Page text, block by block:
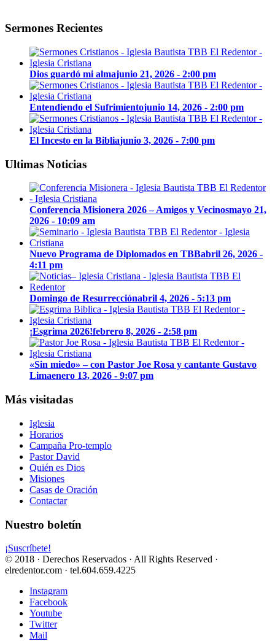
Sermones Recientes
Dios guardó mi almajunio 21, 2026 - 2:00 pm
Entendiendo el Sufrimientojunio 14, 2026 - 2:00 pm
El Incesto en la Bibliajunio 3, 2026 - 7:00 pm
Ultimas Noticias
Conferencia Misionera 2026 – Amigos y Vecinosmayo 21,
2026 - 10:09 am
Nuevo Programa de Diplomados en TBBabril 26, 2026 -
4:11 pm
Domingo de Resurrecciónabril 4, 2026 - 5:13 pm
¡Esgrima 2026!febrero 8, 2026 - 2:58 pm
«Sin miedo» – con Pastor Joe Rosa y cantante Gustavo
Limaenero 13, 2026 - 9:07 pm
Más visitadas
Iglesia
Horarios
Campaña Pro-templo
Pastor David
Quién es Dios
Misiones
Casas de Oración
Contactar
Nuestro boletín
¡Suscríbete!
© 2018 · Derechos Reservados · All Rights Reserved ·
elredentor.com · tel.604.659.4225
Instagram
Facebook
Youtube
Twitter
Mail